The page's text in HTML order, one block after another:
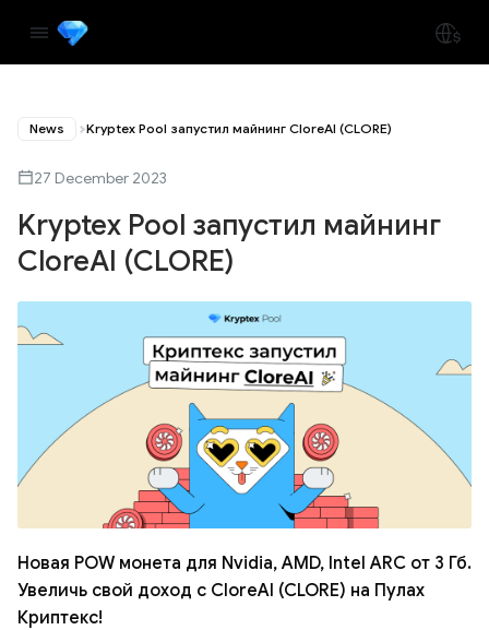
News Kryptex Pool запустил майнинг CloreAI (CLORE)
27 December 2023
Kryptex Pool запустил майнинг
CloreAI (CLORE)
Новая POW монета для Nvidia, AMD, Intel ARC от 3 Гб.
Увеличь свой доход с CloreAI (CLORE) на Пулах
Криптекс!